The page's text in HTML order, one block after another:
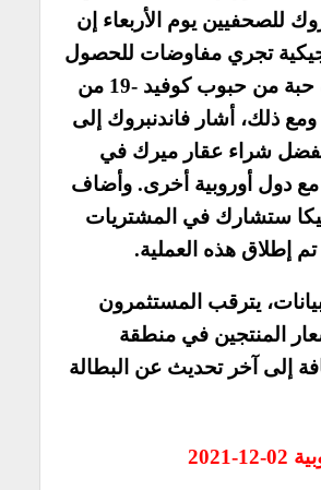
للصحفيين يوم الأربعاء إن
تجري مفاوضات للحصول
على 10 آلاف حبة من حبوب كوفيد -19 من
ومع ذلك، أشار فاندنبروك إلى
شراء عقار ميرك في
دول أوروبية أخرى. وأضاف
ستشارك في المشتريات
تم إطلاق هذه العملية.
يترقب المستثمرون
المنتجين في منطقة
إلى آخر تحديث عن البطالة
2021